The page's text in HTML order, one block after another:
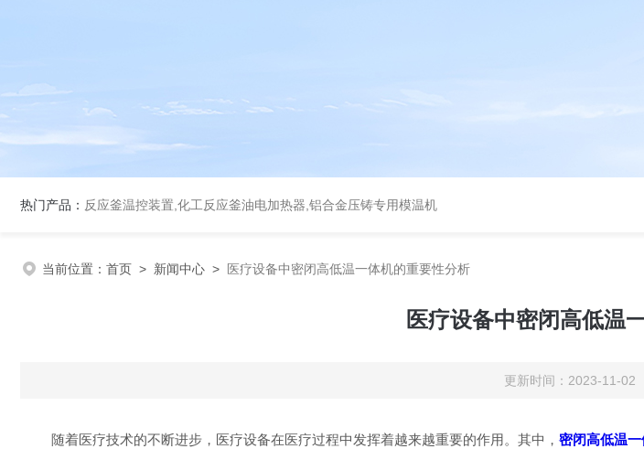
热门产品： 反应釜温控装置,化工反应釜油电加热器,铝合金压铸专用模温机
当前位置： 首页 > 新闻中心 > 医疗设备中密闭高低温一体机的重要性分析
医疗设备中密闭高低温
更新时间：2023-11-
随着医疗技术的不断进步，医疗设备在医疗过程中发挥着越来越重要的作用。其中， 密闭高低温